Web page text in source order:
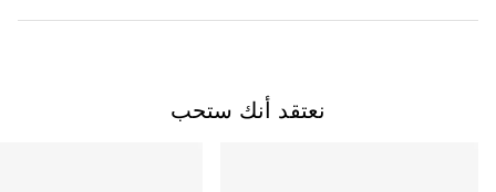
نعتقد أنك ستحب